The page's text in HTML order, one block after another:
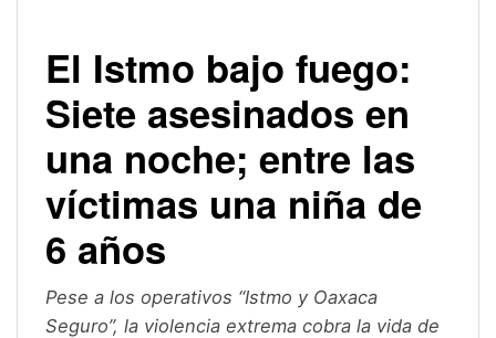
El Istmo bajo fuego:
Siete asesinados en
una noche; entre las
víctimas una niña de
6 años
Pese a los operativos “Istmo y Oaxaca
Seguro”, la violencia extrema cobra la vida de